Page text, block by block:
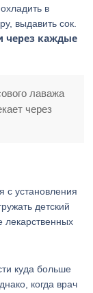
в
выдавить сок.
через каждые
лаважа
через
с установления
детский
лекарственных
куда больше
когда врач